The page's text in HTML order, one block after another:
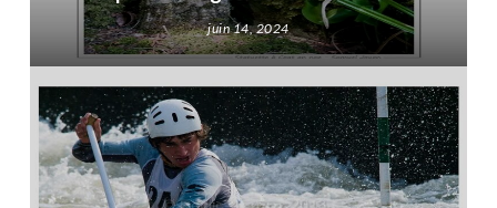
juin 14, 2024